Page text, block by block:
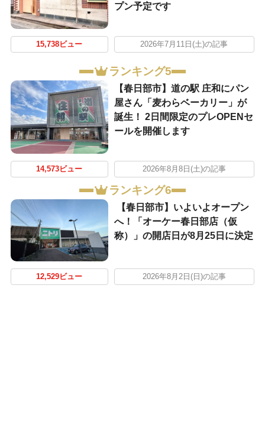
プン予定です
15,738ビュー 2026年7月11日(土)の記事
ランキング5
【春日部市】道の駅 庄和にパン
屋さん「麦わらベーカリー」が
誕生！ 2日間限定のプレOPENセ
ールを開催します
14,573ビュー 2026年8月8日(土)の記事
ランキング6
【春日部市】いよいよオープン
へ！「オーケー春日部店（仮
称）」の開店日が8月25日に決定
12,529ビュー 2026年8月2日(日)の記事